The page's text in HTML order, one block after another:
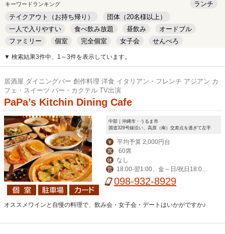
キーワードランキング
ランチ
テイクアウト（お持ち帰り）
団体（20名様以上）
一人で入りやすい
食べ飲み放題 昼飲み
オードブル
ファミリー
個室 完全個室 女子会
せんべろ
キッズルーム
安い デート
▼ 検索結果3件中、1～3件を表示しています。
居酒屋 ダイニングバー 創作料理 洋食 イタリアン・フレンチ アジアン カ
フェ・スイーツ バー・カクテル TV出演
PaPa’s Kitchin Dining Cafe
中部｜沖縄市・うるま市
国道329号線沿い、高原（南）交差点を過ぎて左手
￥ 平均予算 2,000円台
席 60席
休 なし
営
18:00‐翌1:00、金～日/祝日18:00-
翌2:00098-932-8929
オススメワインと自慢の料理で、飲み会・女子会・デートはいかがですか♪